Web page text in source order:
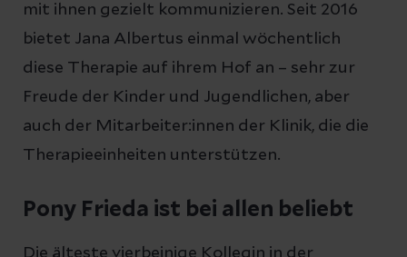
mit ihnen gezielt kommunizieren. Seit 2016
bietet Jana Albertus einmal wöchentlich
diese Therapie auf ihrem Hof an – sehr zur
Freude der Kinder und Jugendlichen, aber
auch der Mitarbeiter:innen der Klinik, die die
Therapieeinheiten unterstützen.
Pony Frieda ist bei allen beliebt
Die älteste vierbeinige Kollegin in der